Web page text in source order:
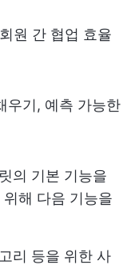
원 간 협업 효율
우기, 예측 가능한
의 기본 기능을
해 다음 기능을
리 등을 위한 사